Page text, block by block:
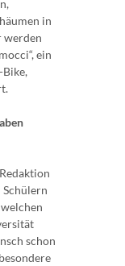
in
werden
ein
Bike,
schon